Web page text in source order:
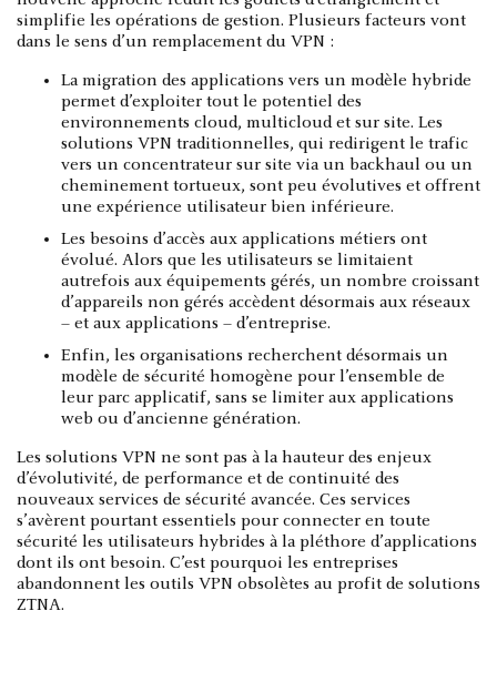
simplifie les opérations de gestion. Plusieurs facteurs vont
dans le sens d’un remplacement du VPN :
La migration des applications vers un modèle hybride
permet d’exploiter tout le potentiel des
environnements cloud, multicloud et sur site. Les
solutions VPN traditionnelles, qui redirigent le trafic
vers un concentrateur sur site via un backhaul ou un
cheminement tortueux, sont peu évolutives et offrent
une expérience utilisateur bien inférieure.
Les besoins d’accès aux applications métiers ont
évolué. Alors que les utilisateurs se limitaient
autrefois aux équipements gérés, un nombre croissant
d’appareils non gérés accèdent désormais aux réseaux
– et aux applications – d’entreprise.
Enfin, les organisations recherchent désormais un
modèle de sécurité homogène pour l’ensemble de
leur parc applicatif, sans se limiter aux applications
web ou d’ancienne génération.
Les solutions VPN ne sont pas à la hauteur des enjeux
d’évolutivité, de performance et de continuité des
nouveaux services de sécurité avancée. Ces services
s’avèrent pourtant essentiels pour connecter en toute
sécurité les utilisateurs hybrides à la pléthore d’applications
dont ils ont besoin. C’est pourquoi les entreprises
abandonnent les outils VPN obsolètes au profit de solutions
ZTNA.